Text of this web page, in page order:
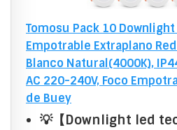
Tomosu Pack 10 Downlight
Empotrable Extraplano
Blanco Natural(4000K),
AC 220-240V, Foco
de Buey
💡【Downlight led